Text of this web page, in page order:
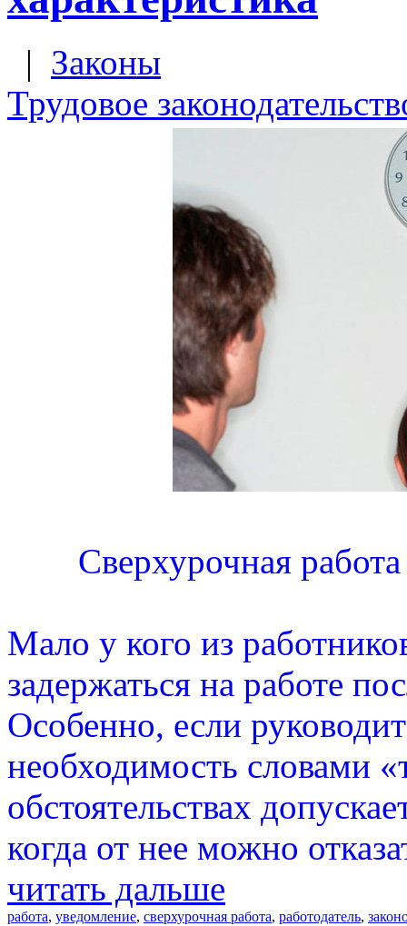
| Законы
Трудовое
Сверхурочная
Мало у кого из
задержаться на работе
Особенно, если
необходимость словами
обстоятельствах
когда от нее можно
читать дальше
работа, уведомление, сверхурочная работа, работодатель,